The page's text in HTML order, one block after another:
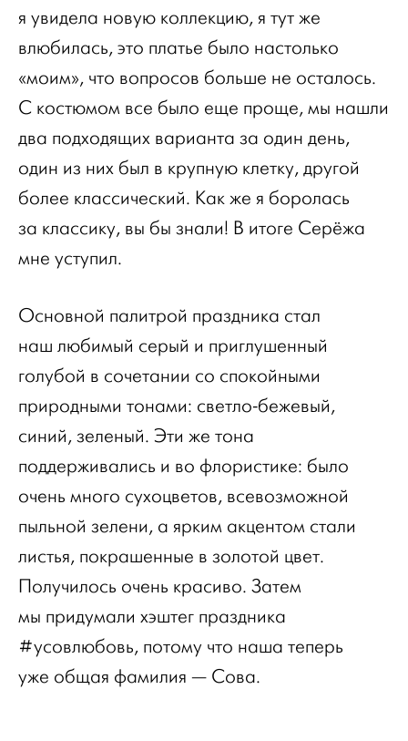
я увидела новую коллекцию, я тут же
влюбилась, это платье было настолько
«моим», что вопросов больше не осталось.
С костюмом все было еще проще, мы нашли
два подходящих варианта за один день,
один из них был в крупную клетку, другой
более классический. Как же я боролась
за классику, вы бы знали! В итоге Серёжа
мне уступил.
Основной палитрой праздника стал
наш любимый серый и приглушенный
голубой в сочетании со спокойными
природными тонами: светло-бежевый,
синий, зеленый. Эти же тона
поддерживались и во флористике: было
очень много сухоцветов, всевозможной
пыльной зелени, а ярким акцентом стали
листья, покрашенные в золотой цвет.
Получилось очень красиво. Затем
мы придумали хэштег праздника
#усовлюбовь, потому что наша теперь
уже общая фамилия — Сова.